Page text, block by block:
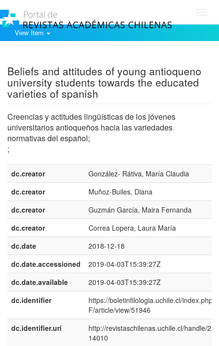
View Item
Beliefs and attitudes of young antioqueno
university students towards the educated
varieties of spanish
Creencias y actitudes lingüísticas de los jóvenes
universitarios antioqueños hacia las variedades
normativas del español;
;
dc.creator
González- Rátiva, María Claudia
dc.creator
Muñoz-Builes, Diana
dc.creator
Guzmán García, Maira Fernanda
dc.creator
Correa Lopera, Laura María
dc.date
2018-12-18
dc.date.accessioned
2019-04-03T15:39:27Z
dc.date.available
2019-04-03T15:39:27Z
dc.identifier
https://boletinfilologia.uchile.cl/index.php/
F/article/view/51946
dc.identifier.uri
http://revistaschilenas.uchile.cl/handle/
14010